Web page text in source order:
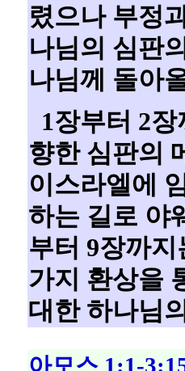
렸으나 부정
나님의 심판
나님께 돌아
1장부터 2
향한 심판의
이스라엘에
하는 길로 야
부터 9장까
가지 환상을
대한 하나님
아모스 1:1-